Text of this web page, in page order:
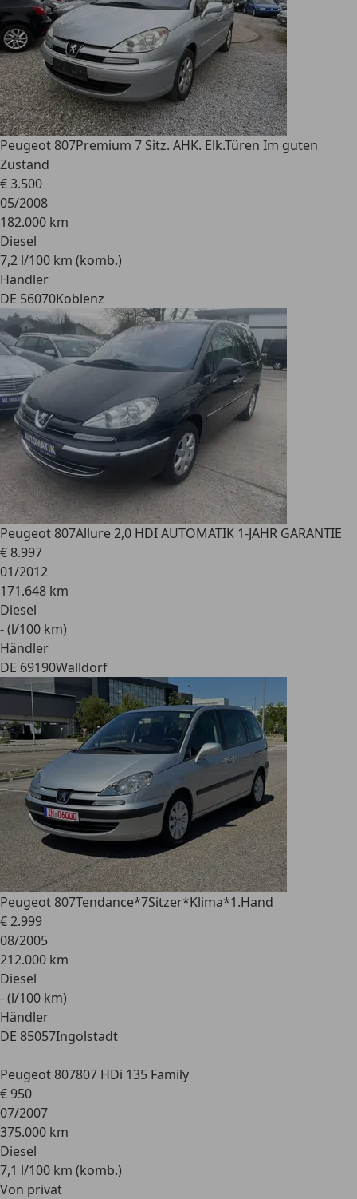
Peugeot 807Premium 7 Sitz. AHK. Elk.Türen Im guten
Zustand
€ 3.500
05/2008
182.000 km
Diesel
7,2 l/100 km (komb.)
Händler
DE 56070Koblenz
Peugeot 807Allure 2,0 HDI AUTOMATIK 1-JAHR GARANTIE
€ 8.997
01/2012
171.648 km
Diesel
- (l/100 km)
Händler
DE 69190Walldorf
Peugeot 807Tendance*7Sitzer*Klima*1.Hand
€ 2.999
08/2005
212.000 km
Diesel
- (l/100 km)
Händler
DE 85057Ingolstadt
Peugeot 807807 HDi 135 Family
€ 950
07/2007
375.000 km
Diesel
7,1 l/100 km (komb.)
Von privat